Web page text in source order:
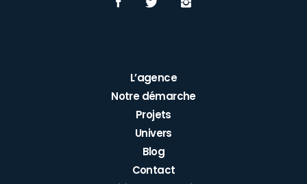
L’agence
Notre démarche
Projets
Univers
Blog
Contact